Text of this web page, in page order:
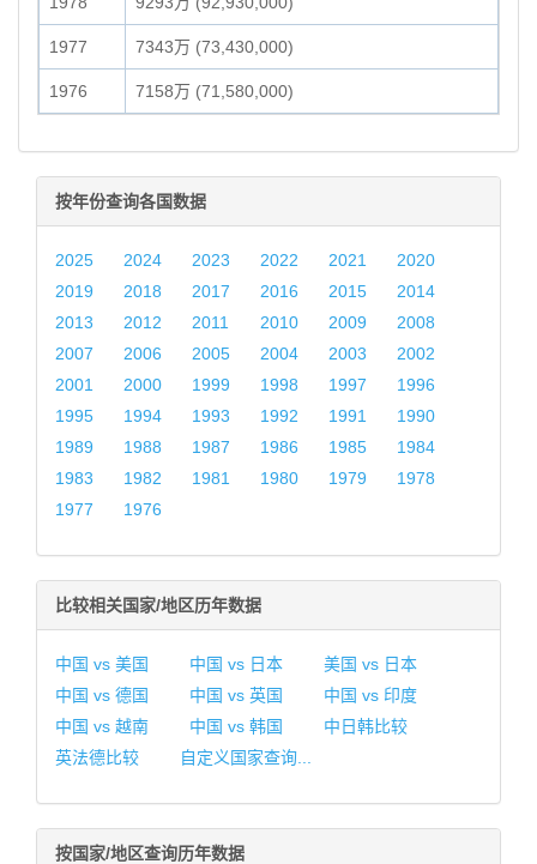
1977 7343万 (73,430,000)
1976 7158万 (71,580,000)
按年份查询各国数据
2025 2024 2023 2022 2021
2020
2019
2018 2017 2016 2015
2014
2013
2012 2011 2010 2009
2008
2007
2006 2005 2004 2003
2002
2001
2000 1999 1998 1997
1996
1995
1994 1993 1992 1991
1990
1989
1988 1987 1986 1985
1984
1983
1982 1981 1980 1979
1978
1977
1976
比较相关国家/地区历年数据
中国 vs 美国 中国 vs 日本
美国 vs 日本
中国 vs 德国
中国 vs 英国
中国 vs 印度
中国 vs 越南
中国 vs 韩国
中日韩比较
英法德比较
自定义国家查询...
按国家/地区查询历年数据